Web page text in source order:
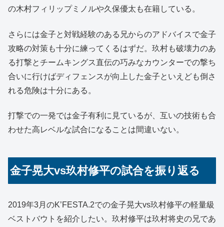
の木村フィリップミノルや久保優太も在籍している。
さらには金子と対戦経験のある兄からのアドバイスで金子
攻略の対策も十分に練ってくるはずだ。玖村も破壊力のあ
る打撃とチームキングス直伝の巧みなカウンターでの撃ち
合いに行けばディフェンスが向上した金子といえども倒さ
れる危険は十分にある。
打撃での一発では金子有利に見ているが、互いの技術も合
わせた高レベルな試合になることは間違いない。
金子晃大vs玖村修平の試合を振り返る
2019年3月のK’FESTA.2での金子晃大vs玖村修平の軽量級
ベストバウトを紹介したい。玖村修平は玖村将史の兄であ